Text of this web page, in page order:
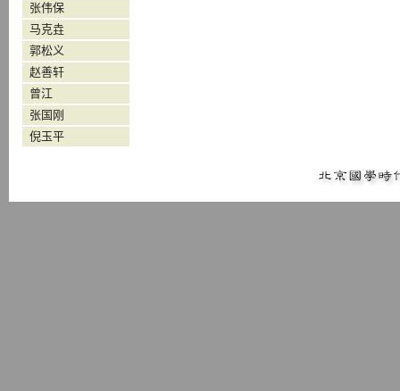
张伟保
马克垚
郭松义
赵善轩
曾江
张国刚
倪玉平